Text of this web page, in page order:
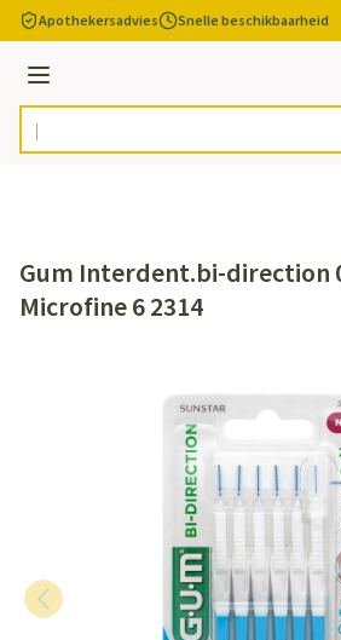
Ga naar de inhoud
Apothekersadvies Snelle beschikbaarheid
Menu
Product, merk, categorie...
Gum Interdent.bi-direction
Microfine 6 2314